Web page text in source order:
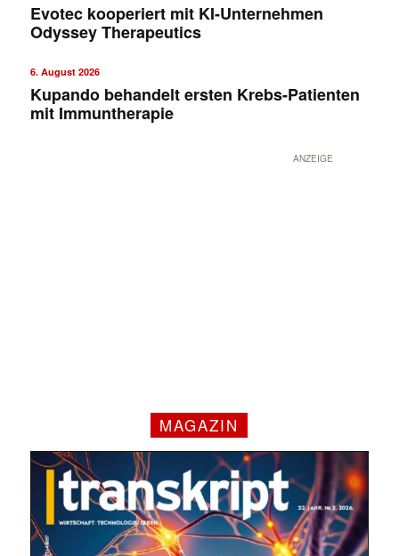
Evotec kooperiert mit KI-Unternehmen
Odyssey Therapeutics
6. August 2026
Kupando behandelt ersten Krebs-Patienten
mit Immuntherapie
ANZEIGE
MAGAZIN